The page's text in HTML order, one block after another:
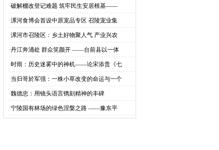
·破解棚改登记难题 筑牢民生安居根基——
·漯河食博会首设中原宠品专区 召陵宠业集
·漯河市召陵区：乡土好物聚人气 产业兴农
·丹江奔涌处 群众笑颜开 ——台前县以一体
·时雨：历史迷雾中的神机——论宋添贵《七
·当归哥於军强：一株小草改变的命运与一个
·魏德忠：用镜头语言镌刻精神的丰碑
·宁陵国有林场的绿色涅槃之路 ——豫东平